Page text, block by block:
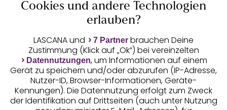
Auszeichnungen
Cookies und andere Technologien
erlauben?
LASCANA und 7 Partner brauchen Deine
Zustimmung (Klick auf „Ok”) bei vereinzelten
Datennutzungen, um Informationen auf einem
Gerät zu speichern und/oder abzurufen (IP-Adresse,
Nutzer-ID, Browser-Informationen, Geräte-
Kennungen). Die Datennutzung erfolgt zum Zweck
der Identifikation auf Drittseiten (auch unter Nutzung